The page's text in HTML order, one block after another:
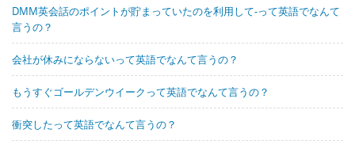
DMM英会話のポイントが貯まっていたのを利用して-って英語でなんて
言うの？
会社が休みにならないって英語でなんて言うの？
もうすぐゴールデンウイークって英語でなんて言うの？
衝突したって英語でなんて言うの？